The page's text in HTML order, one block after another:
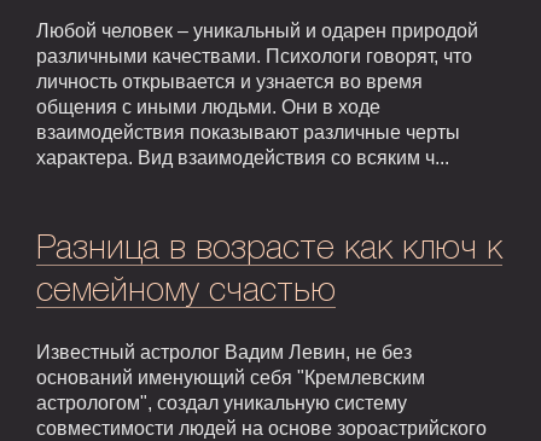
Любой человек – уникальный и одарен природой
различными качествами. Психологи говорят, что
личность открывается и узнается во время
общения с иными людьми. Они в ходе
взаимодействия показывают различные черты
характера. Вид взаимодействия со всяким ч...
Разница в возрасте как ключ к
семейному счастью
Известный астролог Вадим Левин, не без
оснований именующий себя "Кремлевским
астрологом", создал уникальную систему
совместимости людей на основе зороастрийского